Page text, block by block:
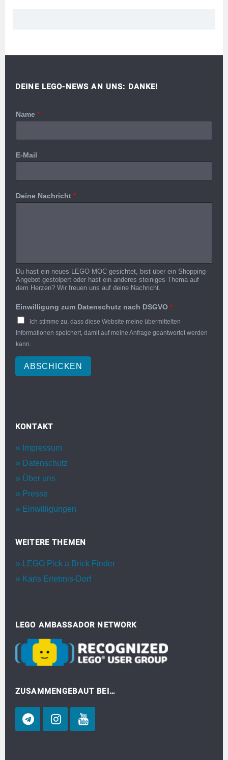
DEINE LEGO-NEWS AN UNS: DANKE!
Name *
E-Mail
Deine Nachricht *
Du hast ein neues LEGO MOC gesichtet, bist über ein Shopping-
Angebot gestolpert oder hast ein anderes steiniges Thema auf
dem Herzen? Wir freuen uns auf deine Nachricht.
Einwilligung zum Datenschutz nach DSGVO *
Ich stimme zu, dass diese Website meine übermittelten
Informationen speichert, damit auf meine Anfrage geantwortet werden
kann.
ABSCHICKEN
KONTAKT
Impressum
Datenschutz
Über uns
Presse
Einwilligungen
WEITERE THEMEN
LEGO Pick a Brick Finder
Karls Erlebnis-Dorf
LEGO AMBASSADOR NETWORK
ZUSAMMENGEBAUT BEI…